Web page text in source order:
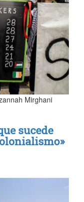
Mirghani
sucede